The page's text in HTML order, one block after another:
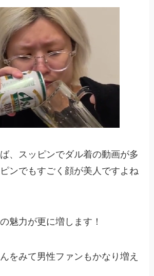
、スッピンでダル着の動画が多
ンでもすごく顔が美人ですよね
魅力が更に増します！
をみて男性ファンもかなり増え